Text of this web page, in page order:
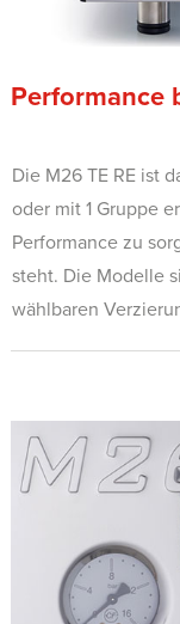
Performance
Die M26 TE RE ist
oder mit 1 Gruppe
Performance zu
steht. Die Modelle
wählbaren